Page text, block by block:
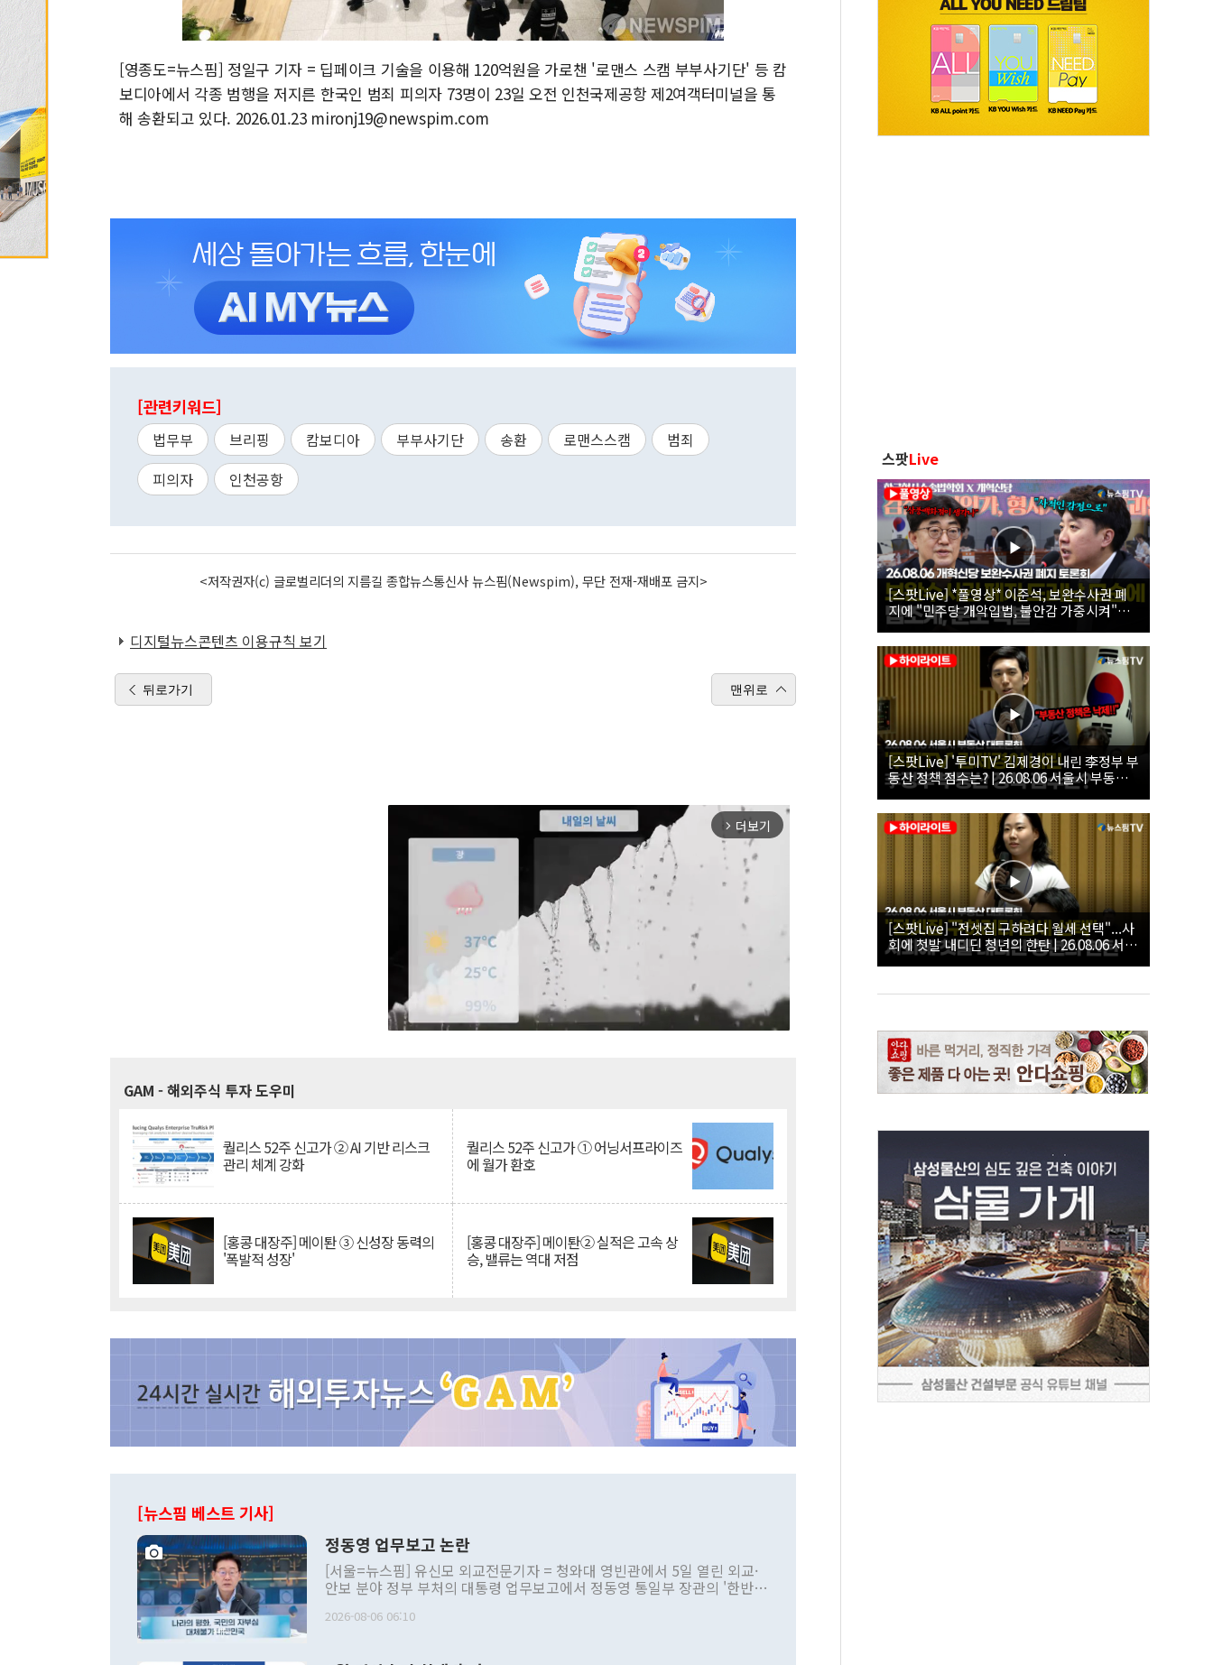
[영종도=뉴스핌] 정일구 기자 = 딥페이크 기술을 이용해 120억원을 가로챈 '로맨스 스캠 부부사기단' 등 캄
보디아에서 각종 범행을 저지른 한국인 범죄 피의자 73명이 23일 오전 인천국제공항 제2여객터미널을 통
해 송환되고 있다. 2026.01.23 mironj19@newspim.com
[관련키워드]
법무부 브리핑 캄보디아 부부사기단 송환 로맨스스캠
범죄
피의자
인천공항
<저작권자(c) 글로벌리더의 지름길 종합뉴스통신사 뉴스핌(Newspim), 무단 전재-재배포 금지>
디지털뉴스콘텐츠 이용규칙 보기
뒤로가기 맨위로
arrow_forward_ios 더보기
GAM - 해외주식 투자 도우미
퀄리스 52주 신고가 ② AI 기반 리스크
관리 체계 강화
퀄리스 52주 신고가 ① 어닝서프라이즈
에 월가 환호
[홍콩 대장주] 메이퇀 ③ 신성장 동력의
'폭발적 성장'
[홍콩 대장주] 메이퇀② 실적은 고속 상
승, 밸류는 역대 저점
[뉴스핌 베스트 기사]
정동영 업무보고 논란
[서울=뉴스핌] 유신모 외교전문기자 = 청와대 영빈관에서 5일 열린 외교·
안보 분야 정부 부처의 대통령 업무보고에서 정동영 통일부 장관의 '한반도
발언 중에는 정부 내 조율을 거치지 않은 사안을 정책으로 추진하겠다고 공
2026-08-06 06:10
스팟Live
[스팟Live] *풀영상* 이준석, 보완수사권 폐
지에 "민주당 개악입법, 불안감 가중시켜"｜
26.08.06 개혁신당 보완수사권 폐지 토론회
[스팟Live] '투미TV' 김제경이 내린 李정부 부
동산 정책 점수는? | 26.08.06 서울시 부동산
대토론회
[스팟Live] "전셋집 구하려다 월세 선택"...사
회에 첫발 내디딘 청년의 한탄 | 26.08.06 서울
시 부동산 대토론회